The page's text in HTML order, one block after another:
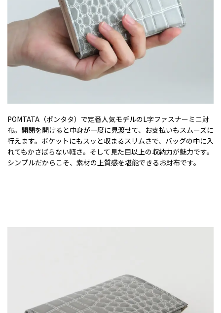
POMTATA（ポンタタ）で定番人気モデルのL字ファスナーミニ財
布。開閉を開けると中身が一度に見渡せて、お支払いもスムーズに
行えます。ポケットにもスッと収まるスリムさで、バッグの中に入
れてもかさばらない軽さ。そして見た目以上の収納力が魅力です。
シンプルだからこそ、素材の上質感を堪能できるお財布です。